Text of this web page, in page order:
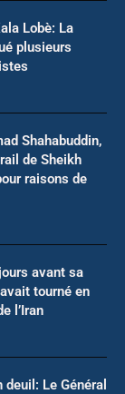
Lobè: La
plusieurs
Shahabuddin,
de Sheikh
raisons de
avant sa
tourné en
l’Iran
deuil: Le Général